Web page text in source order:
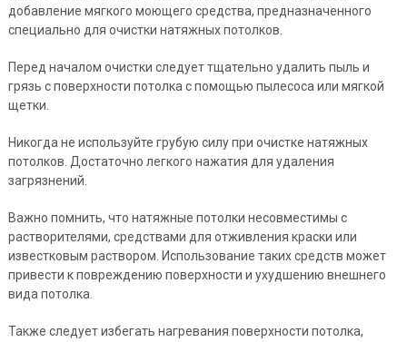
добавление мягкого моющего средства, предназначенного
специально для очистки натяжных потолков.
Перед началом очистки следует тщательно удалить пыль и
грязь с поверхности потолка с помощью пылесоса или мягкой
щетки.
Никогда не используйте грубую силу при очистке натяжных
потолков. Достаточно легкого нажатия для удаления
загрязнений.
Важно помнить, что натяжные потолки несовместимы с
растворителями, средствами для отживления краски или
известковым раствором. Использование таких средств может
привести к повреждению поверхности и ухудшению внешнего
вида потолка.
Также следует избегать нагревания поверхности потолка,